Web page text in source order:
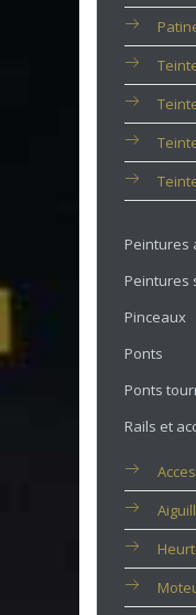
Peintures
Peintures
Pinceaux
Ponts
Ponts
Rails et